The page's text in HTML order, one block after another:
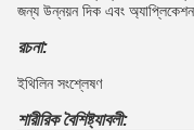
জন্য উন্নয়ন দিক এবং
রচনা:
ইথিলিন সংশ্লেষণ
শারীরিক বৈশিষ্ট্যাবলী: